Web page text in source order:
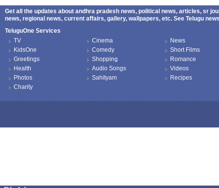
Get all the updates about andhra pradesh news, political news, articles, sr
news, regional news, current affairs, gallery, wallpapers, etc. See Telugu
TeluguOne Services
TV
KidsOne
Greetings
Health
Photos
Charity
Cinema
Comedy
Shopping
Audio Songs
Sahityam
News
Short Films
Romance
Videos
Recipes